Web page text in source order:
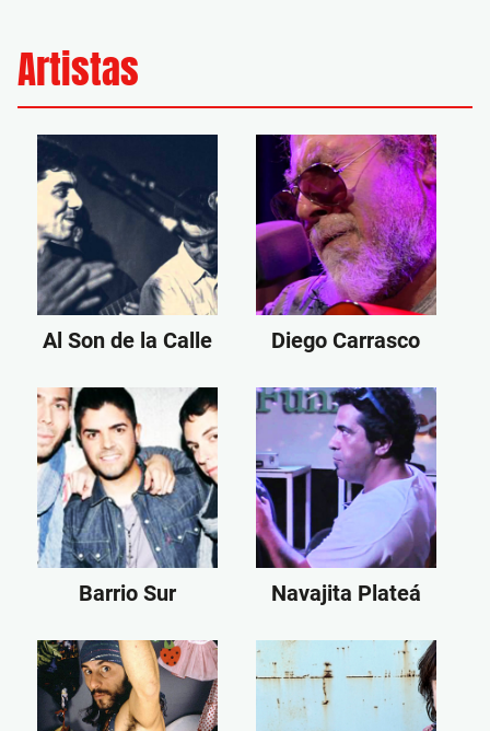
Artistas
Al Son de la Calle Diego Carrasco
Barrio Sur Navajita Plateá